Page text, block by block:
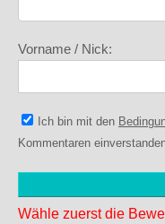
Vorname / Nick:
Ich bin mit den
Kommentaren
Wähle zuerst die